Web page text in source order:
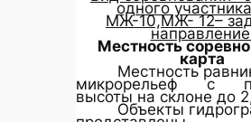
одного
МЖ-10,МЖ- 12–
Местность
карта
Местность
микрорельеф с
высоты на склоне до
Объекты